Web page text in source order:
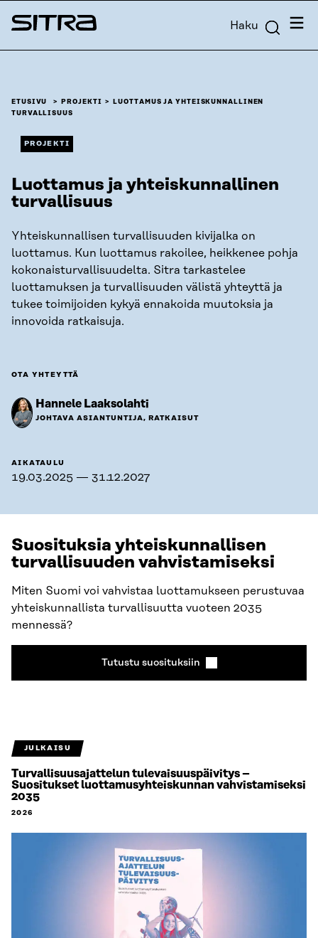
Siirry
suoraan
Sitra Haku
ETUSIVU PROJEKTI
LUOTTAMUS JA YHTEISKUNNALLINEN
TURVALLISUUS
PROJEKTI
Luottamus ja yhteiskunnallinen
turvallisuus
Yhteiskunnallisen turvallisuuden kivijalka on
luottamus. Kun luottamus rakoilee, heikkenee pohja
kokonaisturvallisuudelta. Sitra tarkastelee
luottamuksen ja turvallisuuden välistä yhteyttä ja
tukee toimijoiden kykyä ennakoida muutoksia ja
innovoida ratkaisuja.
OTA YHTEYTTÄ
Hannele Laaksolahti
JOHTAVA ASIANTUNTIJA, RATKAISUT
AIKATAULU
19.03.2025 — 31.12.2027
Suosituksia yhteiskunnallisen
turvallisuuden vahvistamiseksi
Miten Suomi voi vahvistaa luottamukseen perustuvaa
yhteiskunnallista turvallisuutta vuoteen 2035
mennessä?
Tutustu suosituksiin
JULKAISU
Turvallisuusajattelun tulevaisuuspäivitys –
Suositukset luottamusyhteiskunnan vahvistamiseksi
2035
2026